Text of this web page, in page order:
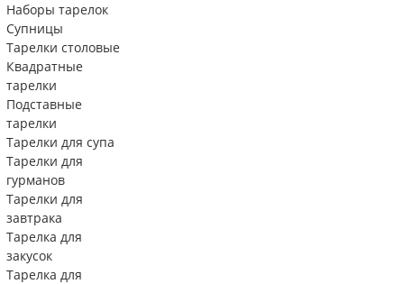
Наборы тарелок
Супницы
Тарелки столовые
Квадратные
тарелки
Подставные
тарелки
Тарелки для супа
Тарелки для
гурманов
Тарелки для
завтрака
Тарелка для
закусок
Тарелка для